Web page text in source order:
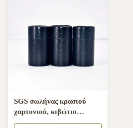
SGS σωλήνας κρασιού
χαρτονιού, κιβώτιο
παρουσίασης μπουκαλιών